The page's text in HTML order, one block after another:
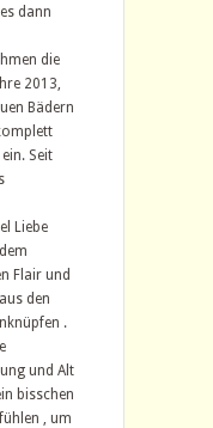
dann
die
2013,
Bädern
Seit
Liebe
Flair und
den
.
und Alt
bisschen
, um